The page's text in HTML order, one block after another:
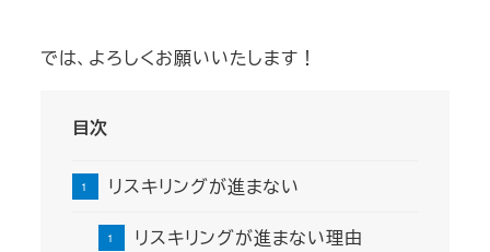
では、よろしくお願いいたします！
目次
リスキリングが進まない
リスキリングが進まない理由